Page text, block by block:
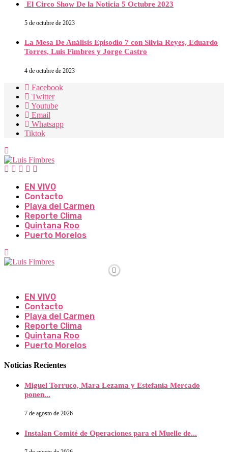
El Circo Show De la Noticia 5 Octubre 2023
5 de octubre de 2023
La Mesa De Análisis Episodio 7 con Silvia Reyes, Eduardo
Torres, Luis Fimbres y Jorge Castro
4 de octubre de 2023
Facebook
Twitter
Youtube
Email
Whatsapp
Tiktok
EN VIVO
Contacto
Playa del Carmen
Reporte Clima
Quintana Roo
Puerto Morelos
EN VIVO
Contacto
Playa del Carmen
Reporte Clima
Quintana Roo
Puerto Morelos
Noticias Recientes
Miguel Torruco, Mara Lezama y Estefanía Mercado
ponen...
7 de agosto de 2026
Instalan Comité de Operaciones para el Muelle de...